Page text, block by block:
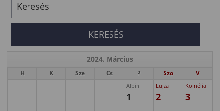
2024. Március
H K Sze Cs P Szo V
Albin
1
Lujza
2
Kornélia
3